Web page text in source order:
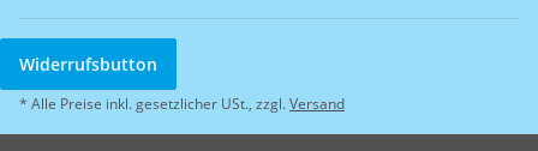
Widerrufsbutton
* Alle Preise inkl. gesetzlicher USt., zzgl.Versand